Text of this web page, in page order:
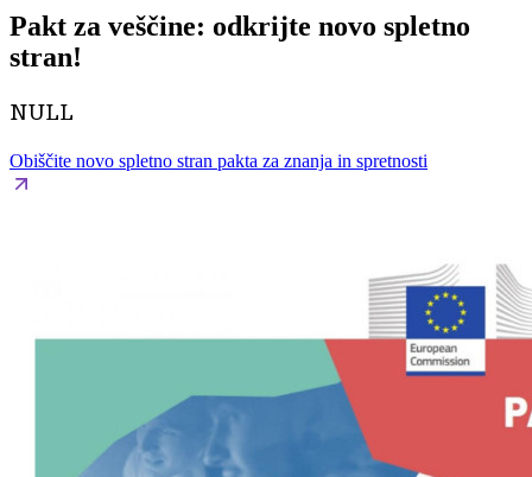
Pakt za veščine: odkrijte novo spletno
stran!
NULL
Obiščite novo spletno stran pakta za znanja in spretnosti